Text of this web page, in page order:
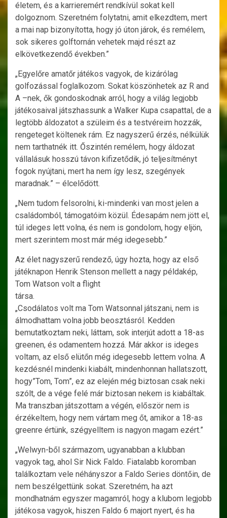
életem, és a karrieremért rendkívül sokat kell
dolgoznom. Szeretném folytatni, amit elkezdtem, mert
a mai nap bizonyította, hogy jó úton járok, és remélem,
sok sikeres golftornán vehetek majd részt az
elkövetkezendő években.”
„Egyelőre amatőr játékos vagyok, de kizárólag
golfozással foglalkozom. Sokat köszönhetek az R and
A –nek, ők gondoskodnak arról, hogy a világ legjobb
játékosaival játszhassunk a Walker Kupa csapattal, de a
legtöbb áldozatot a szüleim és a testvéreim hozzák,
rengeteget költenek rám. Ez nagyszerű érzés, nélkülük
nem tarthatnék itt. Őszintén remélem, hogy áldozat
vállalásuk hosszú távon kifizetődik, jó teljesítményt
fogok nyújtani, mert ha nem így lesz, szegények
maradnak.” – élcelődött.
„Nem tudom felsorolni, ki-mindenki van most jelen a
családomból, támogatóim közül. Édesapám nem jött el,
túl ideges lett volna, és nem is gondolom, hogy eljön,
mert szerintem most már még idegesebb.”
Az élet nagyszerű rendező, úgy hozta, hogy az első
játéknapon Henrik Stenson mellett a nagy példakép,
Tom Watson volt a flight
társa.
„Csodálatos volt ma Tom Watsonnal játszani, nem is
álmodhattam volna jobb beosztásról. Kedden
bemutatkoztam neki, láttam, sok interjút adott a 18-as
greenen, és odamentem hozzá. Már akkor is ideges
voltam, az első elütőn még idegesebb lettem volna. A
kezdésnél mindenki kiabált, mindenhonnan hallatszott,
hogy”Tom, Tom”, ez az elején még biztosan csak neki
szólt, de a vége felé már biztosan nekem is kiabáltak.
Ma transzban játszottam a végén, először nem is
érzékeltem, hogy nem vártam meg őt, amikor a 18-as
greenre értünk, szégyelltem is nagyon magam ezért.”
„Welwyn-ből származom, ugyanabban a klubban
vagyok tag, ahol Sir Nick Faldo. Fiatalabb koromban
találkoztam vele néhányszor a Faldo Series döntőin, de
nem beszélgettünk sokat. Szeretném, ha azt
mondhatnám egyszer magamról, hogy a klubom legjobb
játékosa vagyok, hiszen Faldo 6 majort nyert, és ha